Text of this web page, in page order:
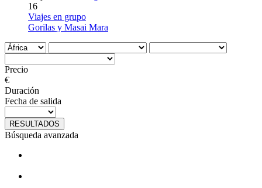
16
Viajes en grupo
Gorilas y Masai Mara
Precio
€
Duración
Fecha de salida
RESULTADOS
Búsqueda avanzada